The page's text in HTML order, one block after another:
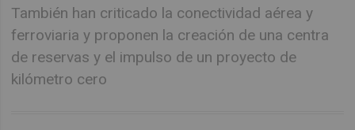
También han criticado la conectividad aérea y
ferroviaria y proponen la creación de una centra
de reservas y el impulso de un proyecto de
kilómetro cero